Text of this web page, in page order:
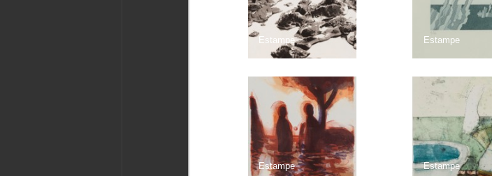
Estampe Estampe
Estampe Estampe